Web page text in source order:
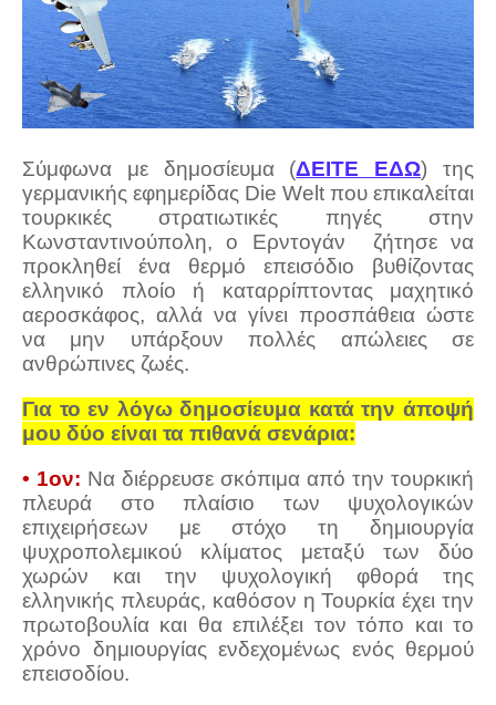
Σύμφωνα με δημοσίευμα (ΔΕΙΤΕ ΕΔΩ) της
γερμανικής εφημερίδας Die Welt που επικαλείται
τουρκικές στρατιωτικές πηγές στην
Κωνσταντινούπολη, o Ερντογάν
ζήτησε να
προκληθεί ένα θερμό επεισόδιο βυθίζοντας
ελληνικό πλοίο ή καταρρίπτοντας μαχητικό
αεροσκάφος, αλλά να γίνει προσπάθεια ώστε
να μην υπάρξουν πολλές απώλειες σε
ανθρώπινες ζωές.
Για το εν λόγω δημοσίευμα κατά την άποψή
μου δύο είναι τα πιθανά σενάρια:
• 1ον: Να διέρρευσε σκόπιμα από την τουρκική
πλευρά στο πλαίσιο των ψυχολογικών
επιχειρήσεων με στόχο τη δημιουργία
ψυχροπολεμικού κλίματος μεταξύ των δύο
χωρών και την ψυχολογική φθορά της
ελληνικής πλευράς, καθόσον η Τουρκία έχει την
πρωτοβουλία και θα επιλέξει τον τόπο και το
χρόνο δημιουργίας ενδεχομένως ενός θερμού
επεισοδίου.